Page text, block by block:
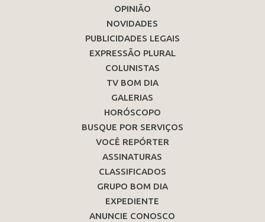
OPINIÃO
NOVIDADES
PUBLICIDADES LEGAIS
EXPRESSÃO PLURAL
COLUNISTAS
TV BOM DIA
GALERIAS
HORÓSCOPO
BUSQUE POR SERVIÇOS
VOCÊ REPÓRTER
ASSINATURAS
CLASSIFICADOS
GRUPO BOM DIA
EXPEDIENTE
ANUNCIE CONOSCO